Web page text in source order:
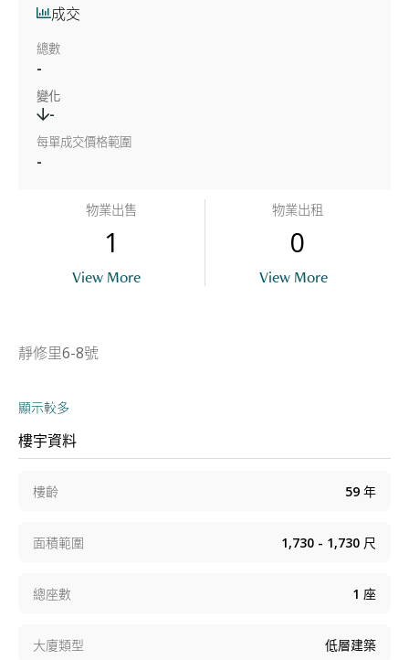
成交
總數
-
變化
-
每單成交價格範圍
-
物業出售
1
View More
物業出租
0
View More
靜修里6-8號
顯示較多
樓宇資料
樓齡 59 年
面積範圍 1,730 - 1,730 尺
總座數 1 座
大廈類型 低層建築